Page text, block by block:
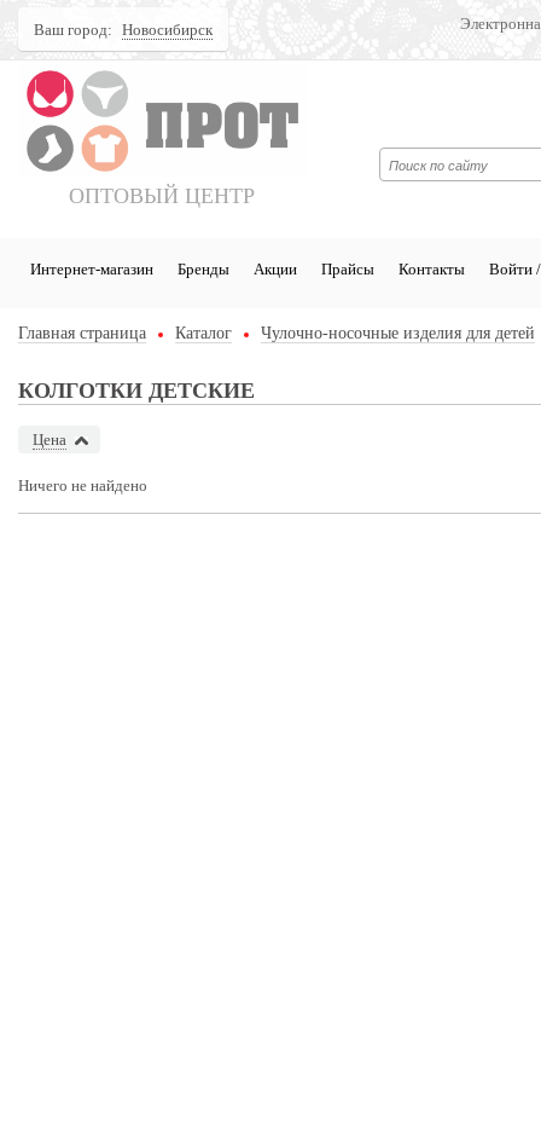
Ваш город: Новосибирск
ОПТОВЫЙ ЦЕНТР
Интернет-магазин Бренды Акции Прайсы Контакты Войти /
Главная страница Каталог Чулочно-носочные изделия для детей
КОЛГОТКИ ДЕТСКИЕ
Цена
Ничего не найдено